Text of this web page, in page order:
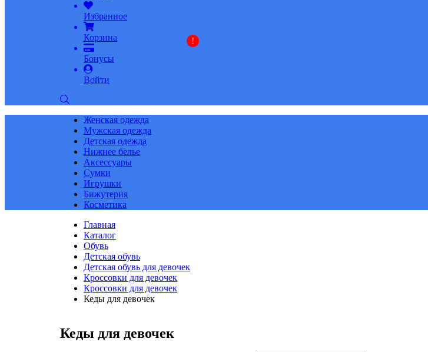
Избранное
Корзина
Бонусы
!
Войти
Женская одежда
Мужская одежда
Детская одежда
Нижнее белье
Аксессуары
Сумки
Игрушки
Бижутерия
Косметика
Главная
Каталог
Обувь
Детская обувь
Детская обувь для девочек
Кроссовки для девочек
Кроссовки для девочек
Кеды для девочек
Кеды для девочек